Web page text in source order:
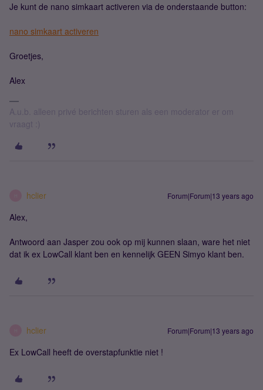
Je kunt de nano simkaart activeren via de onderstaande button:
nano simkaart activeren
Groetjes,
Alex
A.u.b. alleen privé berichten sturen als een moderator er om
vraagt :)
hclier Forum|Forum|13 years ago
Alex,
Antwoord aan Jasper zou ook op mij kunnen slaan, ware het niet
dat ik ex LowCall klant ben en kennelijk GEEN Simyo klant ben.
hclier Forum|Forum|13 years ago
Ex LowCall heeft de overstapfunktie niet !